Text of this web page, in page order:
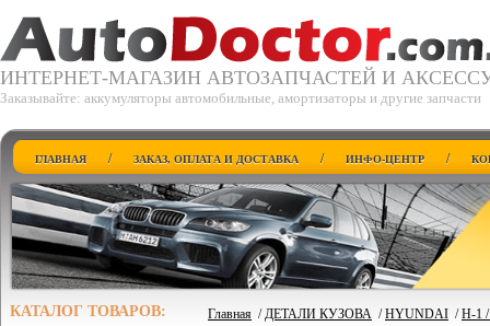
ИНТЕРНЕТ-МАГАЗИН АВТОЗАПЧАСТЕЙ И
Заказывайте: аккумуляторы автомобильные, амортизаторы и другие запчасти
ГЛАВНАЯ / ЗАКАЗ, ОПЛАТА И ДОСТАВКА / ИНФО-ЦЕНТР /
КАТАЛОГ ТОВАРОВ:
Главная /ДЕТАЛИ КУЗОВА /HYUNDAI /H-1